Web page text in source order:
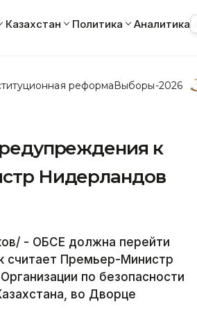
Казахстан Политика Аналитика
реформаВыборы-2026
к
Нидерландов
- ОБСЕ должна перейти
считает Премьер-Министр
по безопасности
во Дворце